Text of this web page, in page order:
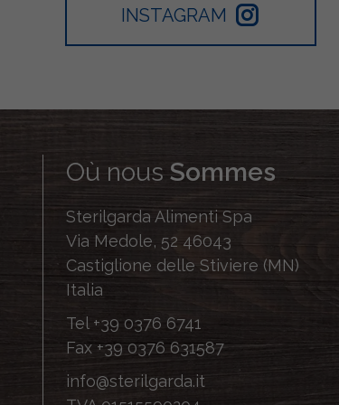
INSTAGRAM
Où nousSommes
Sterilgarda Alimenti Spa
Via Medole, 52 46043
Castiglione delle Stiviere (MN)
Italia
Tel +39 0376 6741
Fax +39 0376 631587
info@sterilgarda.it